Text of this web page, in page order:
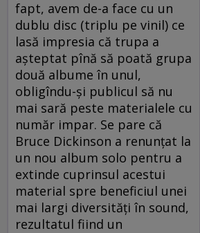
fapt, avem de-a face cu un
dublu disc (triplu pe vinil) ce
lasă impresia că trupa a
aşteptat pînă să poată grupa
două albume în unul,
obligîndu-şi publicul să nu
mai sară peste materialele cu
număr impar. Se pare că
Bruce Dickinson a renunţat la
un nou album solo pentru a
extinde cuprinsul acestui
material spre beneficiul unei
mai largi diversităţi în sound,
rezultatul fiind un